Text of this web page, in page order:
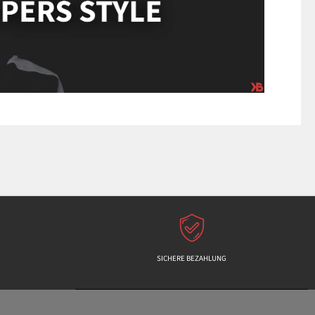
SICHERE BEZAHLUNG